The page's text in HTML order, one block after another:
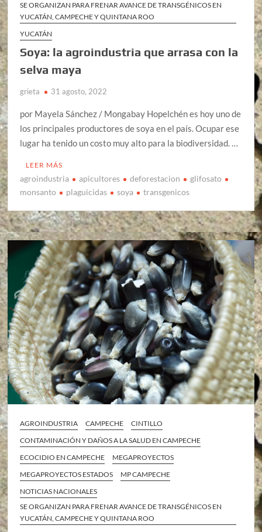
SE ORGANIZAN PARA FRENAR AVANCE DE TRANSGÉNICOS EN
YUCATÁN, CAMPECHE Y QUINTANA ROO
YUCATÁN
Soya: la agroindustria que arrasa con la
selva maya
grieta 31 agosto, 2022
por Mayela Sánchez / Mongabay Hopelchén es hoy uno de
los principales productores de soya en el país. Ocupar ese
lugar ha tenido un costo muy alto para la biodiversidad. …
LEER MÁS
agroindustria apicultores deforestacion
glifosato
monsanto
plaguicidas soya transgenicos
AGROINDUSTRIA CAMPECHE
CINTILLO
CONTAMINACIÓN Y DAÑOS A LA SALUD EN CAMPECHE
ECOCIDIO EN CAMPECHE
MEGAPROYECTOS
MEGAPROYECTOS ESTADOS
MP CAMPECHE
NOTICIAS NACIONALES
SE ORGANIZAN PARA FRENAR AVANCE DE TRANSGÉNICOS EN
YUCATÁN, CAMPECHE Y QUINTANA ROO